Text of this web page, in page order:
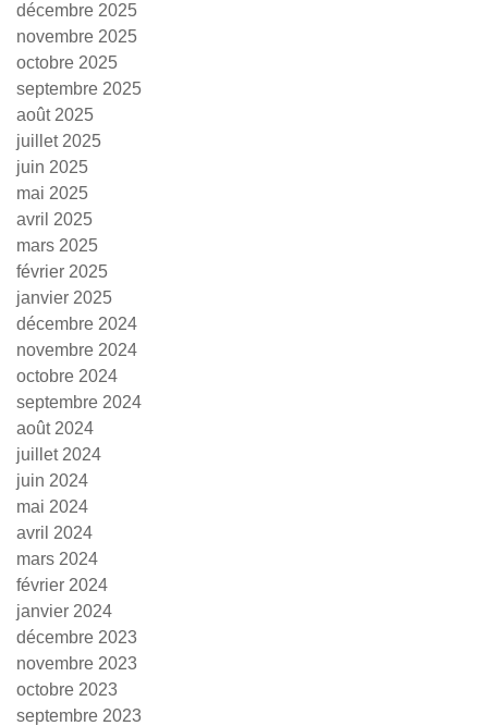
décembre 2025
novembre 2025
octobre 2025
septembre 2025
août 2025
juillet 2025
juin 2025
mai 2025
avril 2025
mars 2025
février 2025
janvier 2025
décembre 2024
novembre 2024
octobre 2024
septembre 2024
août 2024
juillet 2024
juin 2024
mai 2024
avril 2024
mars 2024
février 2024
janvier 2024
décembre 2023
novembre 2023
octobre 2023
septembre 2023